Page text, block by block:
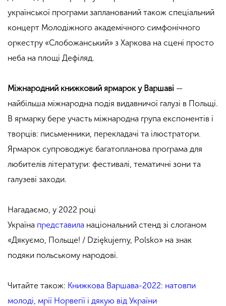
української програми запланований також спеціальний
концерт Молодіжного академічного симфонічного
оркестру «Слобожанський» з Харкова на сцені просто
неба на площі Дефіляд.
Міжнародний книжковий ярмарок у Варшаві —
найбільша міжнародна подія видавничої галузі в Польщі.
В ярмарку бере участь міжнародна група експонентів і
творців: письменники, перекладачі та ілюстратори.
Ярмарок супроводжує багатопланова програма для
любителів літератури: фестивалі, тематичні зони та
галузеві заходи.
Нагадаємо, у 2022 році
Україна представила національний стенд зі слоганом
«Дякуємо, Польще! / Dziękujemy, Polsko» на знак
подяки польському народові.
Читайте також: Книжкова Варшава-2022: натовпи
молоді, мрії Норвегії і дякую від України